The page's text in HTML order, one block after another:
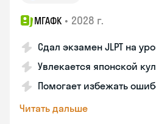
МГАФК • 2028 г.
Сдал экзамен JLPT на
Увлекается японской
Помогает избежать
Читать дальше